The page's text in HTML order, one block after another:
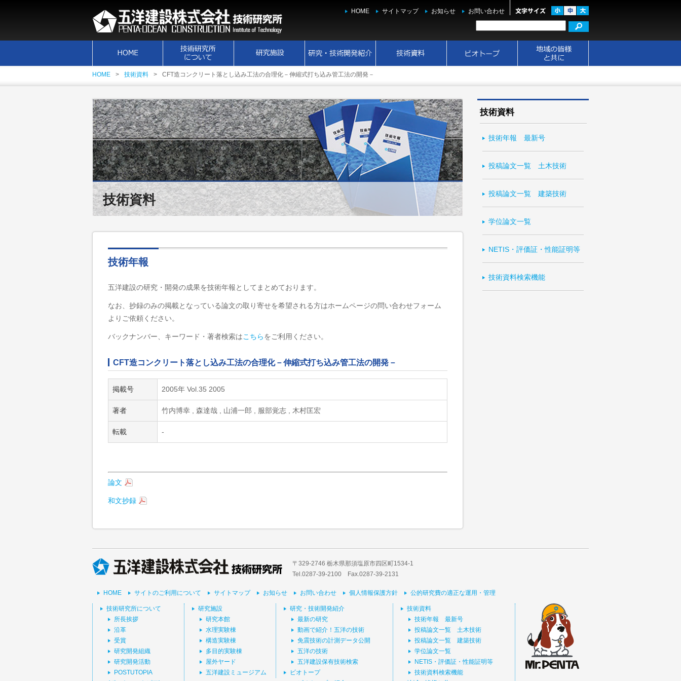
HOME サイトマップ お知らせ お問い合わせ
HOME 技術資料 CFT造コンクリート落とし込み工法の合理化－伸縮式打ち込み管工法の開発－
技術資料
技術年報
五洋建設の研究・開発の成果を技術年報としてまとめております。
なお、抄録のみの掲載となっている論文の取り寄せを希望される方はホームページの問い合わせフォーム
よりご依頼ください。
バックナンバー、キーワード・著者検索はこちらをご利用ください。
CFT造コンクリート落とし込み工法の合理化－伸縮式打ち込み管工法の開発－
掲載号 2005年 Vol.35 2005
著者 竹内博幸 , 森達哉 , 山浦一郎 , 服部覚志 , 木村匡宏
転載 -
論文
和文抄録
技術資料
技術年報 最新号
投稿論文一覧 土木技術
投稿論文一覧 建築技術
学位論文一覧
NETIS・評価証・性能証明等
技術資料検索機能
〒329-2746 栃木県那須塩原市四区町1534-1
Tel.0287-39‐2100 Fax.0287-39-2131
HOME サイトのご利用について サイトマップ お知らせ お問い合わせ 個人情報保護方針 公的研究費の適正な運用・管理
技術研究所について
所長挨拶
沿革
受賞
研究開発組織
研究開発活動
POSTUTOPIA
研究施設
研究本館
水理実験棟
構造実験棟
多目的実験棟
屋外ヤード
五洋建設ミュージアム
研究・技術開発紹介
最新の研究
動画で紹介！五洋の技術
免震技術の計測データ公開
五洋の技術
五洋建設保有技術検索
ビオトープ
技術資料
技術年報 最新号
投稿論文一覧 土木技術
投稿論文一覧 建築技術
学位論文一覧
NETIS・評価証・性能証明等
技術資料検索機能